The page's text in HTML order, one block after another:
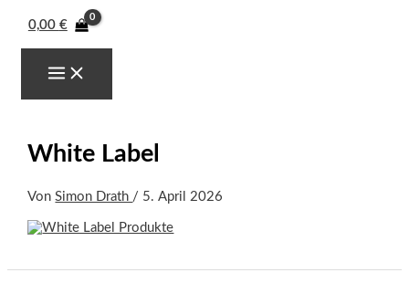
0,00 €
White Label
VonSimon Drath / 5. April 2026